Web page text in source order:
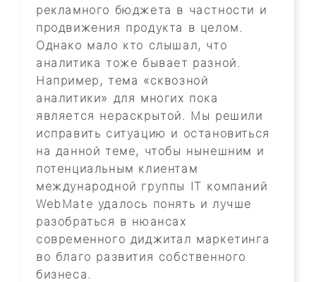
рекламного бюджета в частности и
продвижения продукта в целом.
Однако мало кто слышал, что
аналитика тоже бывает разной.
Например, тема «сквозной
аналитики» для многих пока
является нераскрытой. Мы решили
исправить ситуацию и остановиться
на данной теме, чтобы нынешним и
потенциальным клиентам
международной группы IT компаний
WebMate удалось понять и лучше
разобраться в нюансах
современного диджитал маркетинга
во благо развития собственного
бизнеса.